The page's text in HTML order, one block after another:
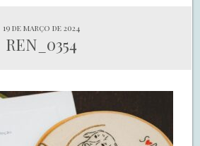
19 de março de 2024
REN_0354